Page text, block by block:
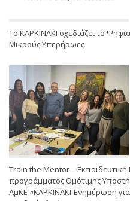
Το ΚΑΡΚΙΝΑΚΙ σχεδιάζει το
Μικρούς Υπερήρωες
Train the Mentor –
προγράμματος Ομότιμης
ΑμΚΕ «ΚΑΡΚΙΝΑΚΙ-Ενημέρωση